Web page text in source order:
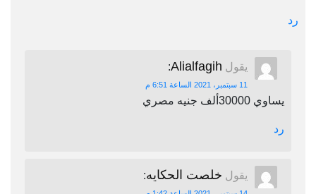
رد
يقول Alialfagih
:
11 سبتمبر، 2021 الساعة 6:51 م
يساوي 30000ألف جنيه مصري
رد
يقول خلصت الحكايه: